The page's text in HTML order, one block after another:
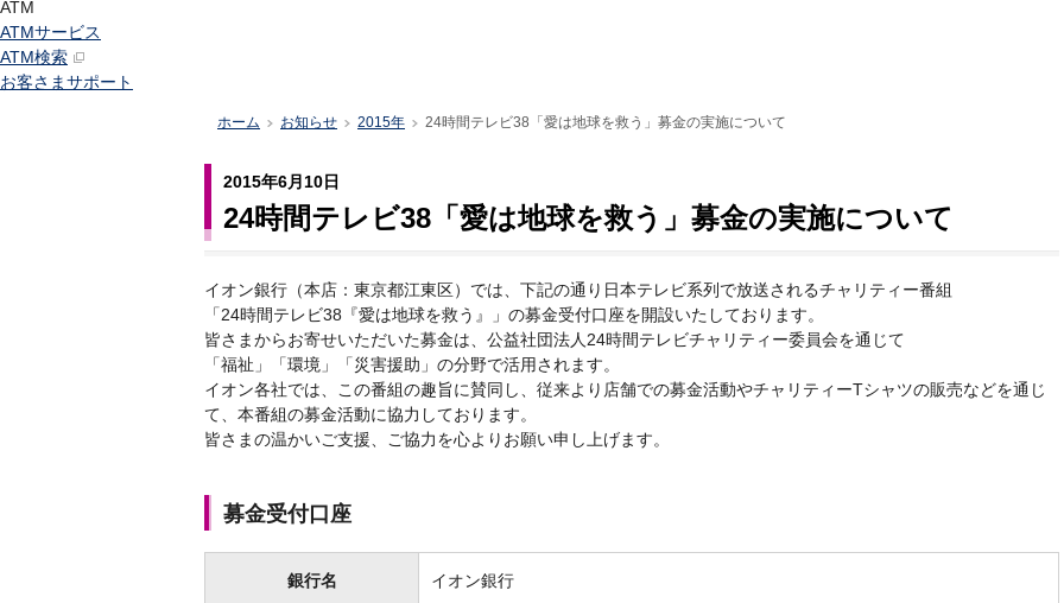
ATM
ATMサービス
ATM検索
お客さまサポート
ホーム >お知らせ >2015年 >24時間テレビ38「愛は地球を救う」募金の実施について
2015年6月10日
24時間テレビ38「愛は地球を救う」募金の実施について
イオン銀行（本店：東京都江東区）では、下記の通り日本テレビ系列で放送されるチャリティー番組
「24時間テレビ38『愛は地球を救う』」の募金受付口座を開設いたしております。
皆さまからお寄せいただいた募金は、公益社団法人24時間テレビチャリティー委員会を通じて
「福祉」「環境」「災害援助」の分野で活用されます。
イオン各社では、この番組の趣旨に賛同し、従来より店舗での募金活動やチャリティーTシャツの販売などを通じ
て、本番組の募金活動に協力しております。
皆さまの温かいご支援、ご協力を心よりお願い申し上げます。
募金受付口座
銀行名 イオン銀行